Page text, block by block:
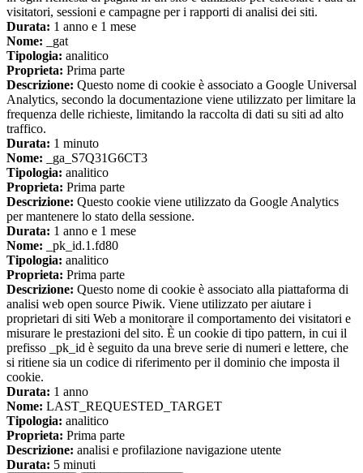
visitatori, sessioni e campagne per i rapporti di analisi dei siti.
Durata: 1 anno e 1 mese
Nome: _gat
Tipologia: analitico
Proprieta: Prima parte
Descrizione: Questo nome di cookie è associato a Google Universal
Analytics, secondo la documentazione viene utilizzato per limitare la
frequenza delle richieste, limitando la raccolta di dati su siti ad alto
traffico.
Durata: 1 minuto
Nome: _ga_S7Q31G6CT3
Tipologia: analitico
Proprieta: Prima parte
Descrizione: Questo cookie viene utilizzato da Google Analytics
per mantenere lo stato della sessione.
Durata: 1 anno e 1 mese
Nome: _pk_id.1.fd80
Tipologia: analitico
Proprieta: Prima parte
Descrizione: Questo nome di cookie è associato alla piattaforma di
analisi web open source Piwik. Viene utilizzato per aiutare i
proprietari di siti Web a monitorare il comportamento dei visitatori e
misurare le prestazioni del sito. È un cookie di tipo pattern, in cui il
prefisso _pk_id è seguito da una breve serie di numeri e lettere, che
si ritiene sia un codice di riferimento per il dominio che imposta il
cookie.
Durata: 1 anno
Nome: LAST_REQUESTED_TARGET
Tipologia: analitico
Proprieta: Prima parte
Descrizione: analisi e profilazione navigazione utente
Durata: 5 minuti